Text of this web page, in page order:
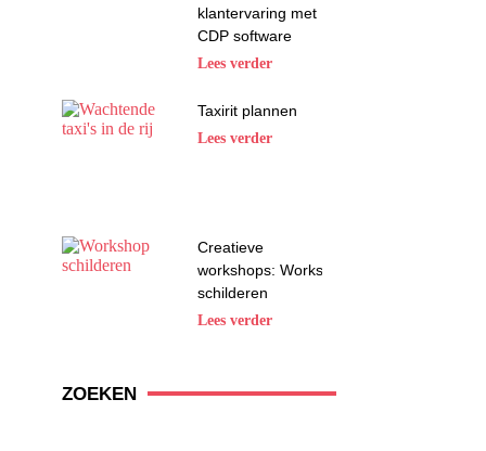
klantervaring met
CDP software
Lees verder
Taxirit plannen
Lees verder
Creatieve
workshops: Workshop
schilderen
Lees verder
ZOEKEN